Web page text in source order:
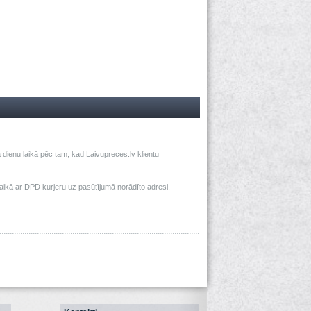
laikā pēc tam, kad Laivupreces.lv klientu
ar DPD kurjeru uz pasūtījumā norādīto adresi.